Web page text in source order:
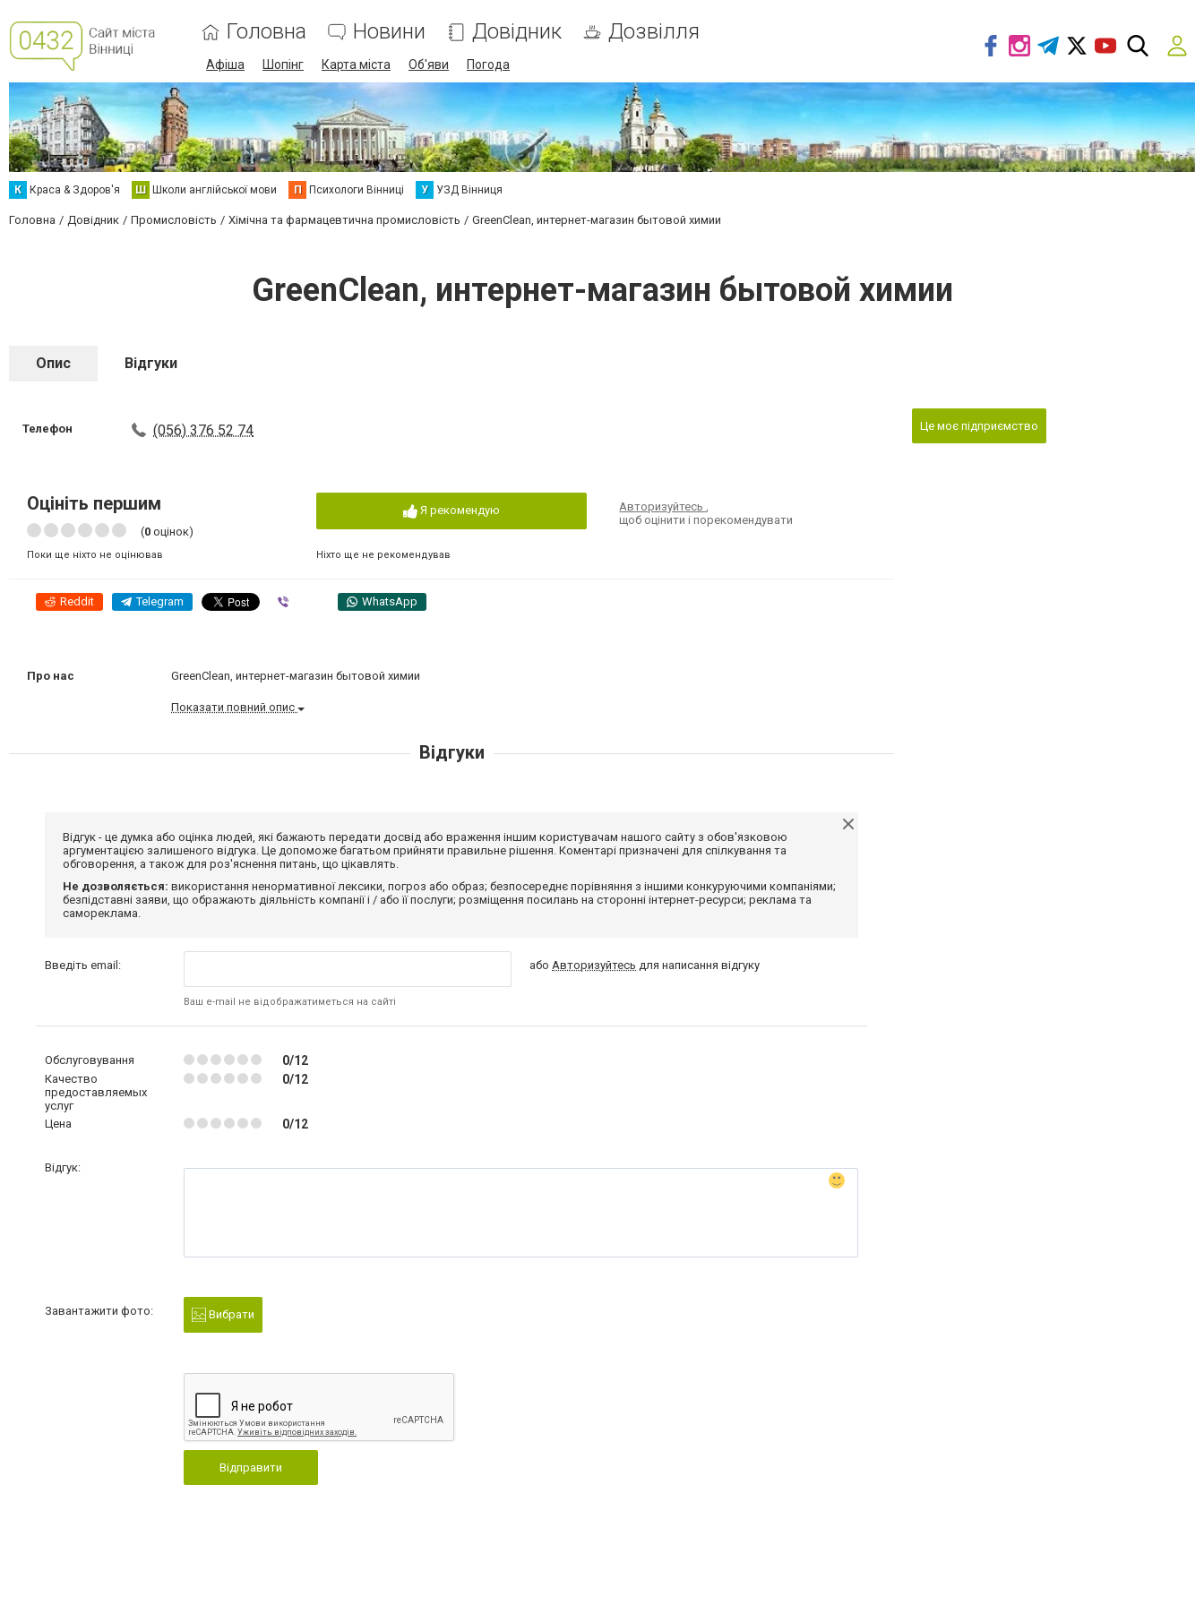
Головна Новини Довідник Дозвілля
Афіша Шопінг Карта міста Об'яви Погода
К Краса & Здоров'я Ш Школи англійської мови П Психологи Вінниці У УЗД Вінниця
Головна Довідник Промисловість Хімічна та фармацевтична промисловість GreenClean, интернет-магазин бытовой химии
GreenClean, интернет-магазин бытовой химии
Опис Відгуки
Телефон (056) 376 52 74
Оцініть першим
(0 оцінок)
Поки ще ніхто не оцінював
Я рекомендую
Ніхто ще не рекомендував
Авторизуйтесь,
щоб оцінити і порекомендувати
Reddit Telegram WhatsApp
Про нас GreenClean, интернет-магазин бытовой химии
Показати повний опис
Це моє підприємство
Відгуки
Відгук - це думка або оцінка людей, які бажають передати досвід або враження іншим користувачам нашого сайту з обов'язковою
аргументацією залишеного відгука. Це допоможе багатьом прийняти правильне рішення. Коментарі призначені для спілкування та
обговорення, а також для роз'яснення питань, що цікавлять.
Не дозволяється: використання ненормативної лексики, погроз або образ; безпосереднє порівняння з іншими конкуруючими компаніями;
безпідставні заяви, що ображають діяльність компанії і / або її послуги; розміщення посилань на сторонні інтернет-ресурси; реклама та
самореклама.
Введіть email:
Ваш e-mail не відображатиметься на сайті
або Авторизуйтесь для написання відгуку
Обслуговування 0/12
Качество
предоставляемых
услуг
0/12
Цена 0/12
Відгук:
Завантажити фото: Вибрати
Відправити